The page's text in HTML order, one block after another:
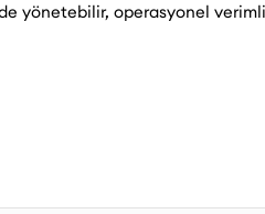
yönetebilir, operasyonel
verimli hale getirebilirsiniz.